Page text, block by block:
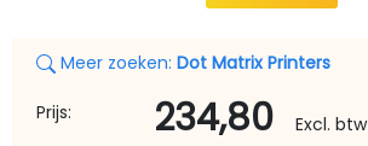
Meer zoeken: Dot Matrix Printers
Prijs: 234,80
Excl. btw